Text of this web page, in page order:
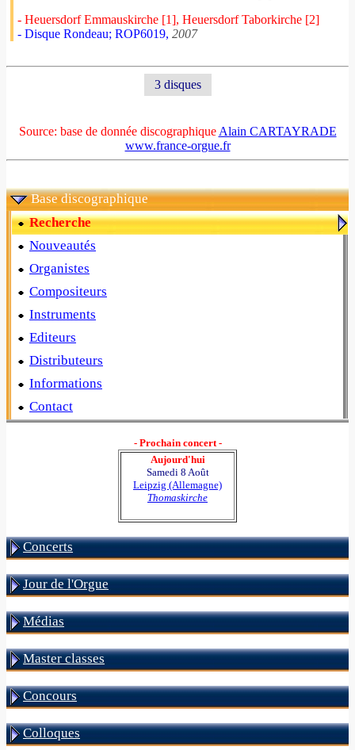
- Heuersdorf Emmauskirche [1], Heuersdorf Taborkirche [2]
- Disque Rondeau; ROP6019, 2007
3 disques
Source: base de donnée discographique Alain CARTAYRADE
www.france-orgue.fr
Base discographique
Recherche
Nouveautés
Organistes
Compositeurs
Instruments
Editeurs
Distributeurs
Informations
Contact
- Prochain concert -
Aujourd'hui
Samedi 8 Août
Leipzig (Allemagne)
Thomaskirche
Concerts
Jour de l'Orgue
Médias
Master classes
Concours
Colloques